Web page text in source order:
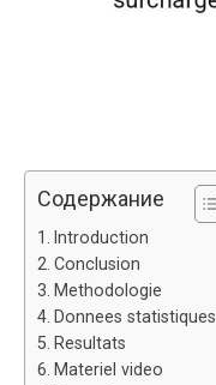
Содержание
Introduction
Conclusion
Methodologie
Donnees statistiques
Resultats
Materiel video